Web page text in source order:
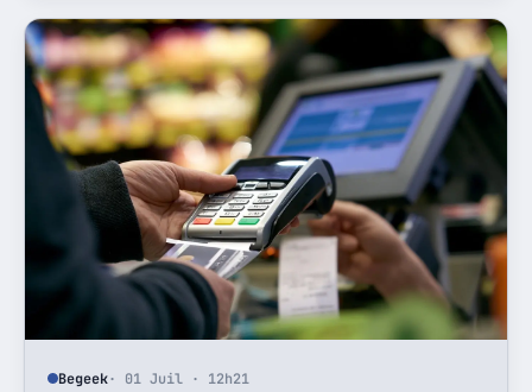
Begeek· 01 Juil · 12h21